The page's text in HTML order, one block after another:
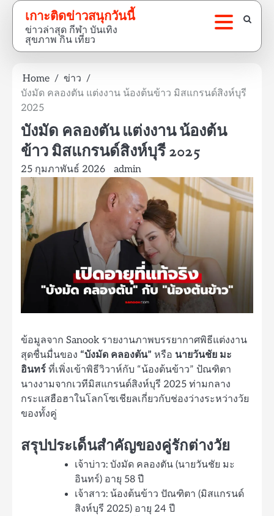
Skip
content
เกาะติดข่าวสนุกวันนี้
ข่าวล่าสุด กีฬา บันเทิง
สุขภาพ กิน เที่ยว
Home
ข่าว
บังมัด คลองตัน แต่งงาน น้องต้นข้าว มิสแกรนด์สิงห์บุรี
2025
บังมัด คลองตัน แต่งงาน น้องต้น
ข้าว มิสแกรนด์สิงห์บุรี 2025
25 กุมภาพันธ์ 2026 admin
ข้อมูลจาก Sanook รายงานภาพบรรยากาศพิธีแต่งงาน
สุดชื่นมื่นของ “บังมัด คลองตัน” หรือ นายวันชัย มะ
อินทร์ ที่เพิ่งเข้าพิธีวิวาห์กับ “น้องต้นข้าว” ปัณฑิตา
นางงามจากเวทีมิสแกรนด์สิงห์บุรี 2025 ท่ามกลาง
กระแสฮือฮาในโลกโซเชียลเกี่ยวกับช่องว่างระหว่างวัย
ของทั้งคู่
สรุปประเด็นสำคัญของคู่รักต่างวัย
เจ้าบ่าว: บังมัด คลองตัน (นายวันชัย มะ
อินทร์) อายุ 58 ปี
เจ้าสาว: น้องต้นข้าว ปัณฑิตา (มิสแกรนด์
สิงห์บุรี 2025) อายุ 24 ปี